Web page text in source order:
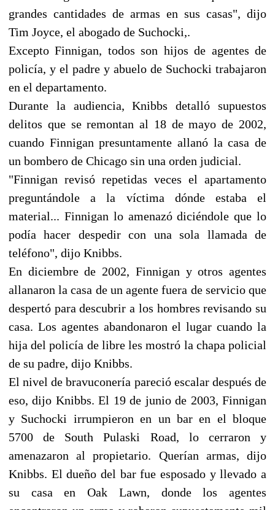
grandes cantidades de armas en sus casas", dijo
Tim Joyce, el abogado de Suchocki,.
Excepto Finnigan, todos son hijos de agentes de
policía, y el padre y abuelo de Suchocki trabajaron
en el departamento.
Durante la audiencia, Knibbs detalló supuestos
delitos que se remontan al 18 de mayo de 2002,
cuando Finnigan presuntamente allanó la casa de
un bombero de Chicago sin una orden judicial.
"Finnigan revisó repetidas veces el apartamento
preguntándole a la víctima dónde estaba el
material... Finnigan lo amenazó diciéndole que lo
podía hacer despedir con una sola llamada de
teléfono", dijo Knibbs.
En diciembre de 2002, Finnigan y otros agentes
allanaron la casa de un agente fuera de servicio que
despertó para descubrir a los hombres revisando su
casa. Los agentes abandonaron el lugar cuando la
hija del policía de libre les mostró la chapa policial
de su padre, dijo Knibbs.
El nivel de bravuconería pareció escalar después de
eso, dijo Knibbs. El 19 de junio de 2003, Finnigan
y Suchocki irrumpieron en un bar en el bloque
5700 de South Pulaski Road, lo cerraron y
amenazaron al propietario. Querían armas, dijo
Knibbs. El dueño del bar fue esposado y llevado a
su casa en Oak Lawn, donde los agentes